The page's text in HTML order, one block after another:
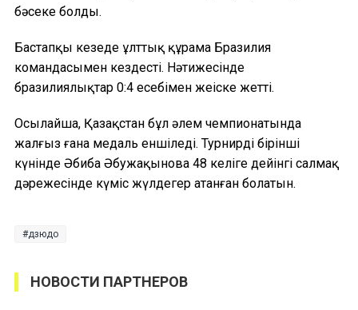
бәсеке болды.
Бастапқы кезеңде ұлттық құрама Бразилия
командасымен кездесті. Нәтижесінде
бразилиялықтар 0:4 есебімен жеңіске жетті.
Осылайша, Қазақстан бұл әлем чемпионатында
жалғыз ғана медаль еншіледі. Турнирдің бірінші
күнінде Әбиба Әбужақынова 48 келіге дейінгі салмақ
дәрежесінде күміс жүлдегер атанған болатын.
дзюдо
НОВОСТИ ПАРТНЕРОВ